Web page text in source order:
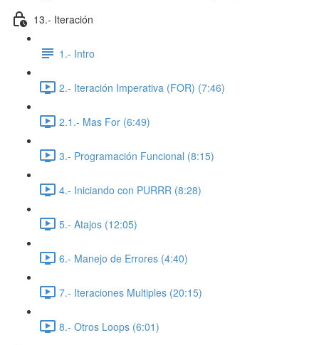
13.- Iteración
1.- Intro
2.- Iteración Imperativa (FOR) (7:46)
2.1.- Mas For (6:49)
3.- Programación Funcional (8:15)
4.- Iniciando con PURRR (8:28)
5.- Atajos (12:05)
6.- Manejo de Errores (4:40)
7.- Iteraciones Multiples (20:15)
8.- Otros Loops (6:01)